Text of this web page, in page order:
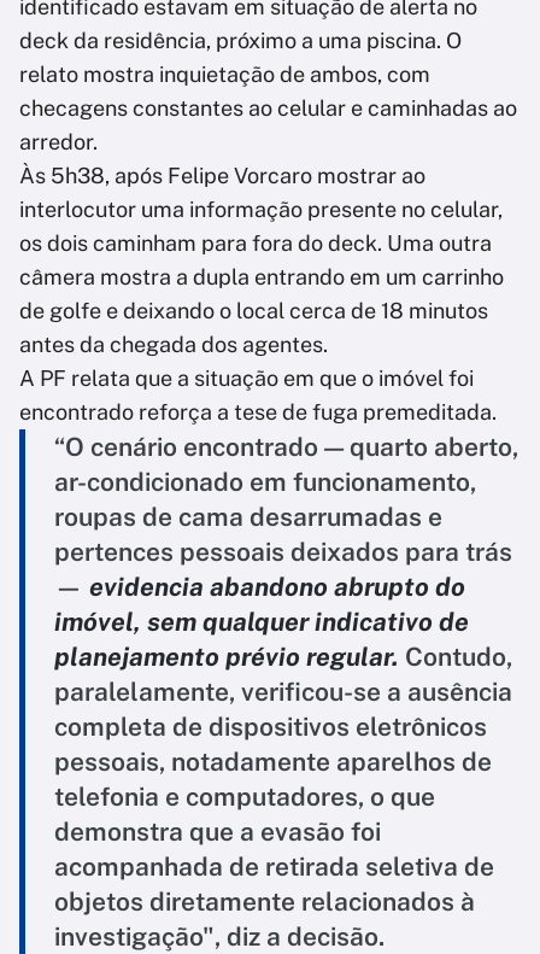
identificado estavam em situação de alerta no
deck da residência, próximo a uma piscina. O
relato mostra inquietação de ambos, com
checagens constantes ao celular e caminhadas ao
arredor.
Às 5h38, após Felipe Vorcaro mostrar ao
interlocutor uma informação presente no celular,
os dois caminham para fora do deck. Uma outra
câmera mostra a dupla entrando em um carrinho
de golfe e deixando o local cerca de 18 minutos
antes da chegada dos agentes.
A PF relata que a situação em que o imóvel foi
encontrado reforça a tese de fuga premeditada.
“O cenário encontrado — quarto aberto,
ar-condicionado em funcionamento,
roupas de cama desarrumadas e
pertences pessoais deixados para trás
— evidencia abandono abrupto do
imóvel, sem qualquer indicativo de
planejamento prévio regular. Contudo,
paralelamente, verificou-se a ausência
completa de dispositivos eletrônicos
pessoais, notadamente aparelhos de
telefonia e computadores, o que
demonstra que a evasão foi
acompanhada de retirada seletiva de
objetos diretamente relacionados à
investigação", diz a decisão.